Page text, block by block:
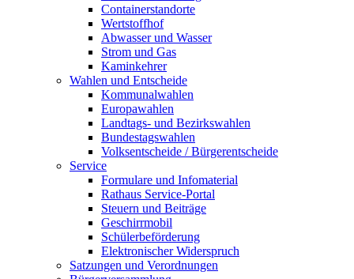
Containerstandorte
Wertstoffhof
Abwasser und Wasser
Strom und Gas
Kaminkehrer
Wahlen und Entscheide
Kommunalwahlen
Europawahlen
Landtags- und Bezirkswahlen
Bundestagswahlen
Volksentscheide / Bürgerentscheide
Service
Formulare und Infomaterial
Rathaus Service-Portal
Steuern und Beiträge
Geschirrmobil
Schülerbeförderung
Elektronischer Widerspruch
Satzungen und Verordnungen